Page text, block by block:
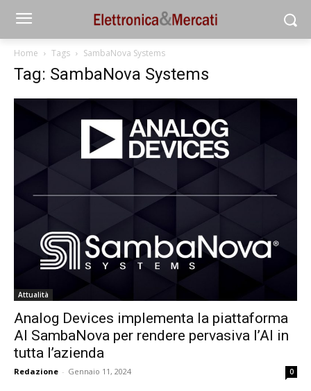
Home Tags SambaNova Systems
Tag: SambaNova Systems
Attualità
Analog Devices implementa la piattaforma
AI SambaNova per rendere pervasiva l’AI in
tutta l’azienda
Redazione - Gennaio 11, 2024 0